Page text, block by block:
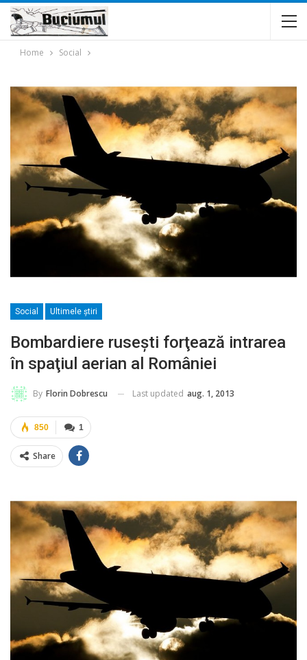
Home Social
Social Ultimele ştiri
Bombardiere ruseşti forţează intrarea
în spaţiul aerian al României
By Florin Dobrescu Last updated aug. 1, 2013
1
850
Share